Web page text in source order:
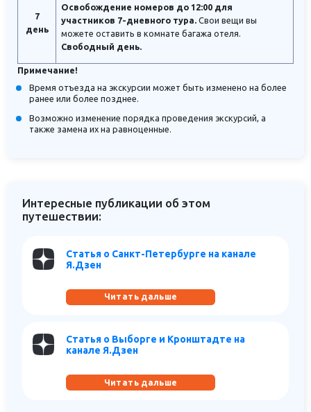
7
день
Освобождение номеров до 12:00 для
участников 7-дневного тура. Свои вещи вы
можете оставить в комнате багажа отеля.
Свободный день.
Примечание!
Время отъезда на экскурсии может быть изменено на более
ранее или более позднее.
Возможно изменение порядка проведения экскурсий, а
также замена их на равноценные.
Интересные публикации об этом
путешествии:
Статья о Санкт-Петербурге на канале
Я.Дзен
Читать дальше
Статья о Выборге и Кронштадте на
канале Я.Дзен
Читать дальше